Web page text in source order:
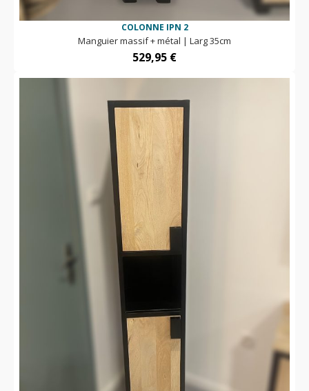
COLONNE IPN 2
Manguier massif + métal | Larg 35cm
529,95 €